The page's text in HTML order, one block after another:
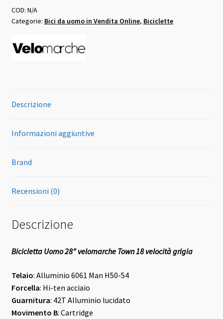
Town
18
grigia
COD: N/A
Categorie: Bici da uomo in Vendita Online, Biciclette
Descrizione
Informazioni aggiuntive
Brand
Recensioni (0)
Descrizione
Bicicletta Uomo 28″ velomarche Town 18 velocità grigia
Telaio: Alluminio 6061 Man H50-54
Forcella: Hi-ten acciaio
Guarnitura: 42T Alluminio lucidato
Movimento B: Cartridge